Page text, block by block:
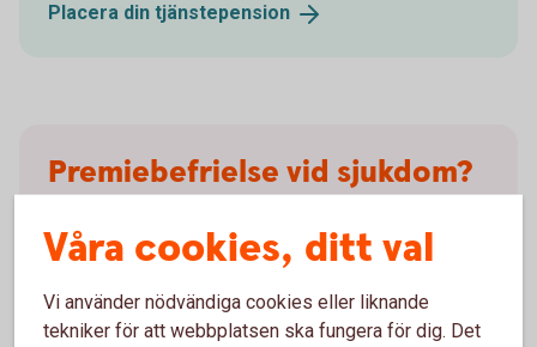
Placera din tjänstepension
Premiebefrielse vid sjukdom?
premiebefrielseförsäkring som ger skydd om den
dagar (karenstid). Efter karenstiden betalar vi den
avtalade pensionspremien i samma grad som
Våra cookies, ditt val
Vi använder nödvändiga cookies eller liknande
tekniker för att webbplatsen ska fungera för dig. Det